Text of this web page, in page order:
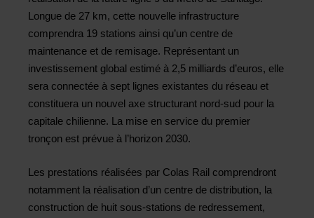
Longue de 27 km, cette nouvelle infrastructure
comprendra 19 stations ainsi qu’un centre de
maintenance et de remisage. Représentant un
investissement global estimé à 2,5 milliards d’euros, elle
sera connectée à sept lignes existantes du réseau et
constituera un nouvel axe structurant nord-sud pour la
capitale chilienne. La mise en service du premier
tronçon est prévue à l’horizon 2030.
Les prestations réalisées par Colas Rail comprendront
notamment la réalisation d’un centre de distribution, la
construction de huit sous-stations de redressement,